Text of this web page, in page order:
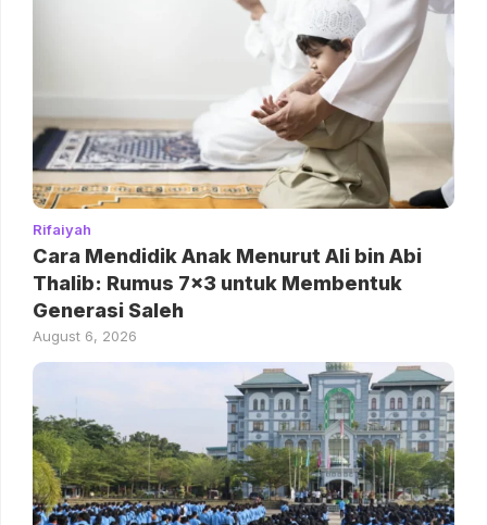
Rifaiyah
Cara Mendidik Anak Menurut Ali bin Abi
Thalib: Rumus 7×3 untuk Membentuk
Generasi Saleh
August 6, 2026